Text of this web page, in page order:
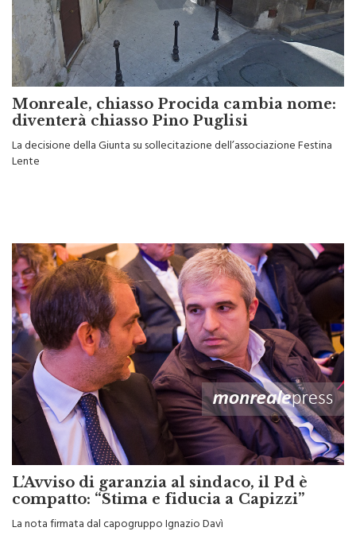
Monreale, chiasso Procida cambia nome:
diventerà chiasso Pino Puglisi
La decisione della Giunta su sollecitazione dell’associazione Festina
Lente
L’Avviso di garanzia al sindaco, il Pd è
compatto: “Stima e fiducia a Capizzi”
La nota firmata dal capogruppo Ignazio Davì